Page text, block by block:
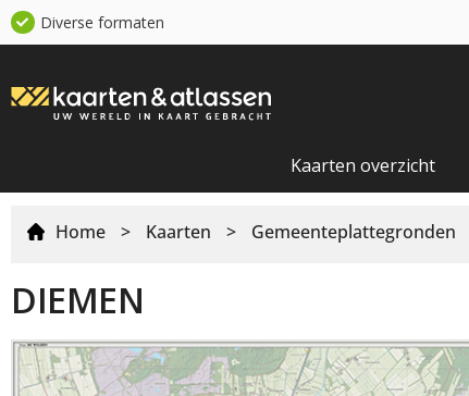
Diverse formaten
Kaarten overzicht
Home > Kaarten > Gemeenteplattegronden
DIEMEN